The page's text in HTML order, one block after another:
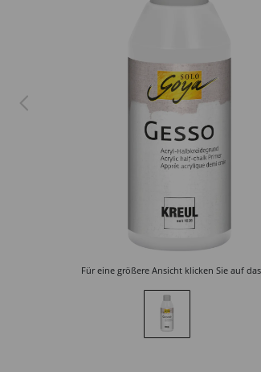
Für eine größere Ansicht klicken Sie auf